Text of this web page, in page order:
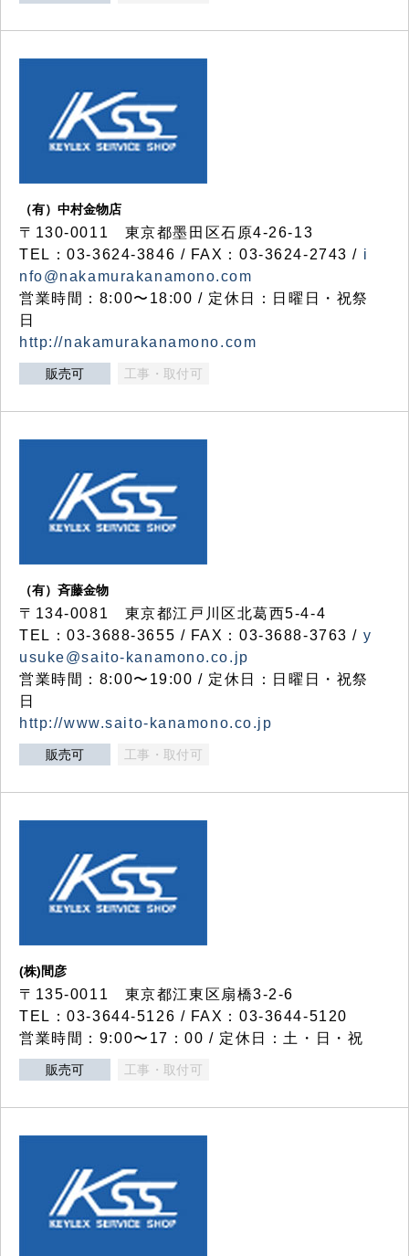
（有）中村金物店
〒130-0011 東京都墨田区石原4-26-13
TEL：03-3624-3846 / FAX：03-3624-2743 / i
nfo@nakamurakanamono.com
営業時間：8:00〜18:00 / 定休日：日曜日・祝祭
日
http://nakamurakanamono.com
販売可 工事・取付可
（有）斉藤金物
〒134-0081 東京都江戸川区北葛西5-4-4
TEL：03-3688-3655 / FAX：03-3688-3763 / y
usuke@saito-kanamono.co.jp
営業時間：8:00〜19:00 / 定休日：日曜日・祝祭
日
http://www.saito-kanamono.co.jp
販売可 工事・取付可
(株)間彦
〒135-0011 東京都江東区扇橋3-2-6
TEL：03-3644-5126 / FAX：03-3644-5120
営業時間：9:00〜17：00 / 定休日：土・日・祝
販売可 工事・取付可